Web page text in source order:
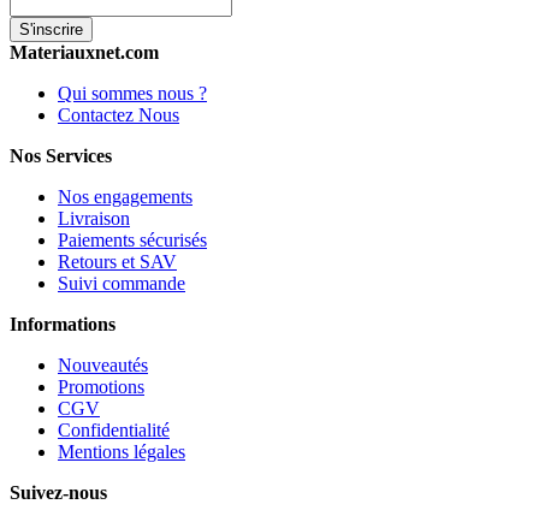
S'inscrire
Materiauxnet.com
Qui sommes nous ?
Contactez Nous
Nos Services
Nos engagements
Livraison
Paiements sécurisés
Retours et SAV
Suivi commande
Informations
Nouveautés
Promotions
CGV
Confidentialité
Mentions légales
Suivez-nous